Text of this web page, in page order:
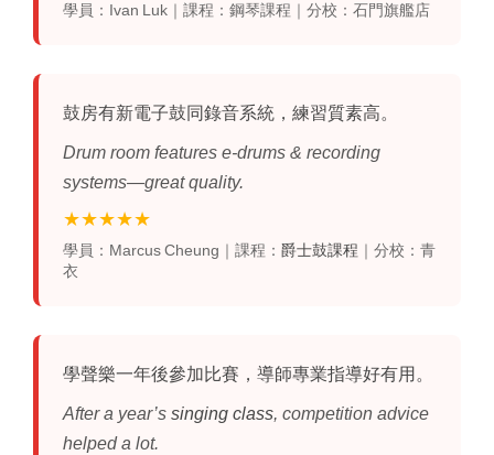
學員：Ivan Luk｜課程：鋼琴課程｜分校：石門旗艦店
鼓房有新電子鼓同錄音系統，練習質素高。
Drum room features e‑drums & recording
systems—great quality.
★★★★★
學員：Marcus Cheung｜課程： 爵士鼓課程 ｜分校：青
衣
學聲樂一年後參加比賽，導師專業指導好有用。
After a year’s singing class, competition advice
helped a lot.